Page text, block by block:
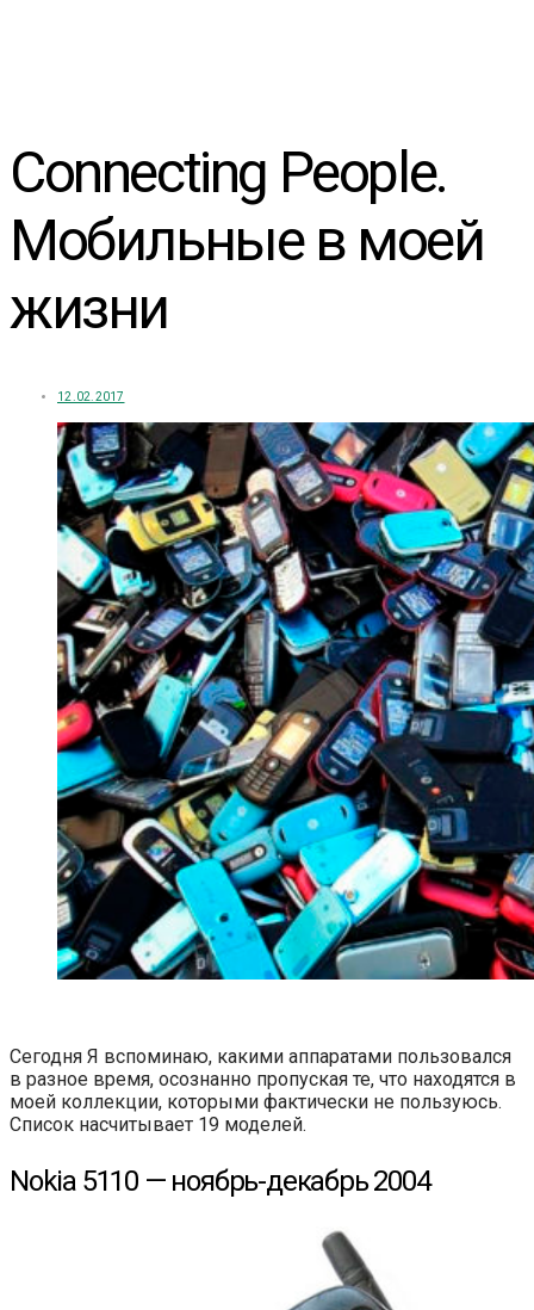
Connecting People.
Мобильные в моей
жизни
12.02.2017
Сегодня Я вспоминаю, какими аппаратами пользовался
в разное время, осознанно пропуская те, что находятся в
моей коллекции, которыми фактически не пользуюсь.
Список насчитывает 19 моделей.
Nokia 5110 — ноябрь-декабрь 2004